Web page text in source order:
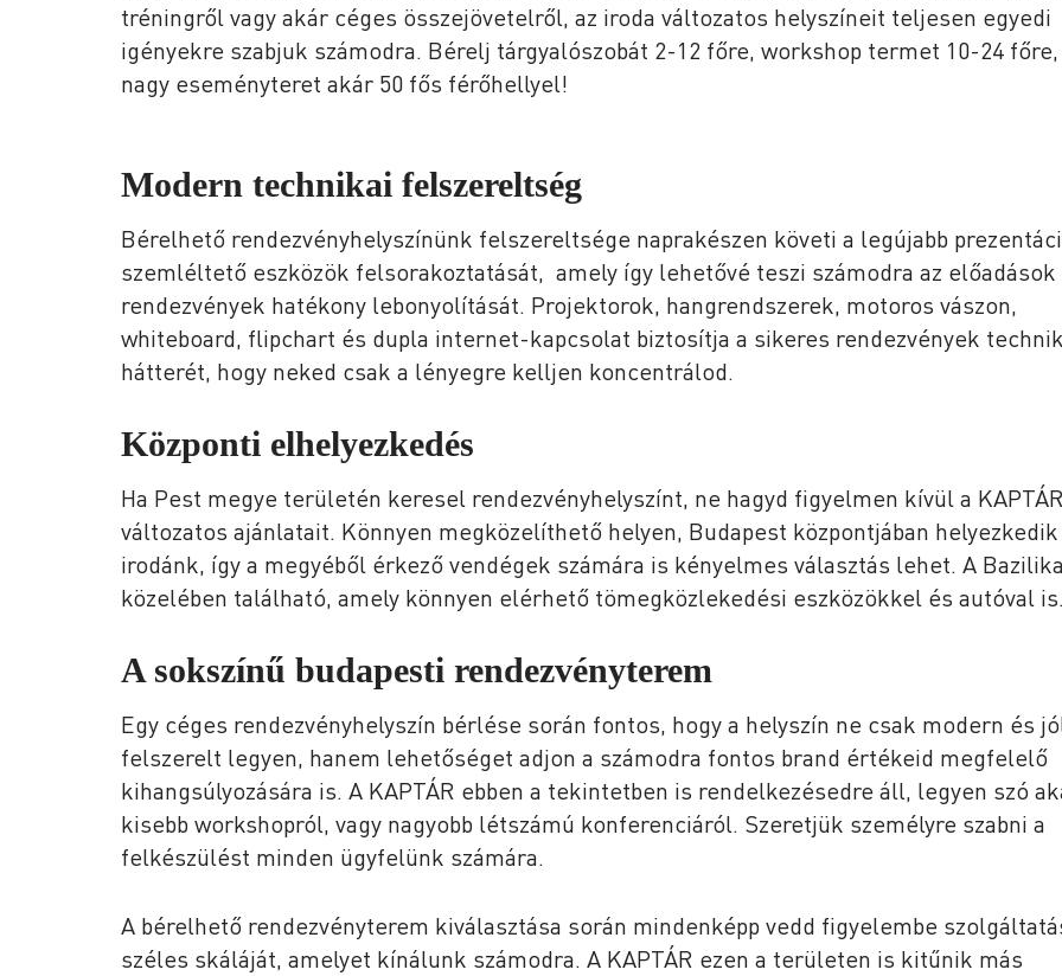
tréningről vagy akár céges összejövetelről, az iroda változatos helyszíneit teljesen egyedi
igényekre szabjuk számodra. Bérelj tárgyalószobát 2-12 főre, workshop termet 10-24 főre,
nagy eseményteret akár 50 fős férőhellyel!
Modern technikai felszereltség
Bérelhető rendezvényhelyszínünk felszereltsége naprakészen követi a legújabb
szemléltető eszközök felsorakoztatását, amely így lehetővé teszi számodra az előadások
rendezvények hatékony lebonyolítását. Projektorok, hangrendszerek, motoros vászon,
whiteboard, flipchart és dupla internet-kapcsolat biztosítja a sikeres rendezvények
hátterét, hogy neked csak a lényegre kelljen koncentrálod.
Központi elhelyezkedés
Ha Pest megye területén keresel rendezvényhelyszínt, ne hagyd figyelmen kívül a KAPTÁR
változatos ajánlatait. Könnyen megközelíthető helyen, Budapest központjában
irodánk, így a megyéből érkező vendégek számára is kényelmes választás lehet. A Bazilika
közelében található, amely könnyen elérhető tömegközlekedési eszközökkel és autóval is.
A sokszínű budapesti rendezvényterem
Egy céges rendezvényhelyszín bérlése során fontos, hogy a helyszín ne csak modern és
felszerelt legyen, hanem lehetőséget adjon a számodra fontos brand értékeid megfelelő
kihangsúlyozására is. A KAPTÁR ebben a tekintetben is rendelkezésedre áll, legyen szó
kisebb workshopról, vagy nagyobb létszámú konferenciáról. Szeretjük személyre szabni a
felkészülést minden ügyfelünk számára.
A bérelhető rendezvényterem kiválasztása során mindenképp vedd figyelembe
széles skáláját, amelyet kínálunk számodra. A KAPTÁR ezen a területen is kitűnik más